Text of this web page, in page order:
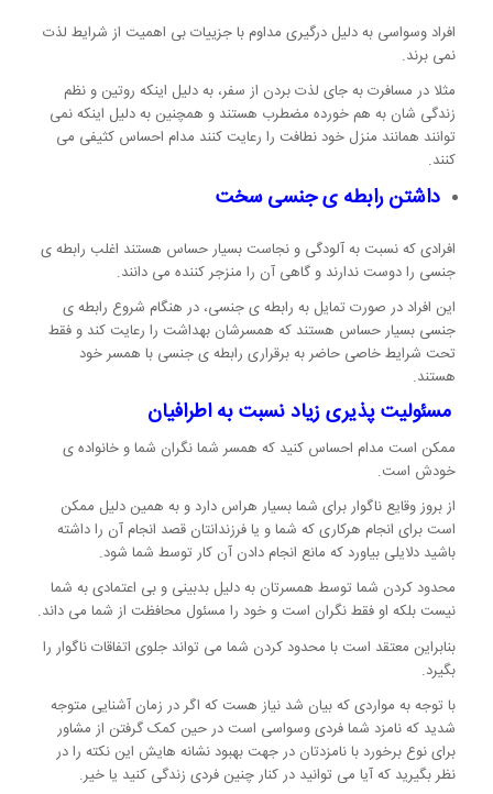
افراد وسواسی به دلیل درگیری مداوم با جزییات بی اهمیت از شرایط لذت
نمی برند.
مثلا در مسافرت به جای لذت بردن از سفر، به دلیل اینکه روتین و نظم
زندگی شان به هم خورده مضطرب هستند و همچنین به دلیل اینکه نمی
توانند همانند منزل خود نطافت را رعایت کنند مدام احساس کثیفی می
کنند.
داشتن رابطه ی جنسی سخت
افرادی که نسبت به آلودگی و نجاست بسیار حساس هستند اغلب رابطه ی
جنسی را دوست ندارند و گاهی آن را منزجر کننده می دانند.
این افراد در صورت تمایل به رابطه ی جنسی، در هنگام شروع رابطه ی
جنسی بسیار حساس هستند که همسرشان بهداشت را رعایت کند و فقط
تحت شرایط خاصی حاضر به برقراری رابطه ی جنسی با همسر خود
هستند.
مسئولیت پذیری زیاد نسبت به اطرافیان
ممکن است مدام احساس کنید که همسر شما نگران شما و خانواده ی
خودش است.
از بروز وقایع ناگوار برای شما بسیار هراس دارد و به همین دلیل ممکن
است برای انجام هرکاری که شما و یا فرزندانتان قصد انجام آن را داشته
باشید دلایلی بیاورد که مانع انجام دادن آن کار توسط شما شود.
محدود کردن شما توسط همسرتان به دلیل بدبینی و بی اعتمادی به شما
نیست بلکه او فقط نگران است و خود را مسئول محافظت از شما می داند.
بنابراین معتقد است با محدود کردن شما می تواند جلوی اتفاقات ناگوار را
بگیرد.
با توجه به مواردی که بیان شد نیاز هست که اگر در زمان آشنایی متوجه
شدید که نامزد شما فردی وسواسی است در حین کمک گرفتن از مشاور
برای نوع برخورد با نامزدتان در جهت بهبود نشانه هایش این نکته را در
نظر بگیرید که آیا می توانید در کنار چنین فردی زندگی کنید یا خیر.